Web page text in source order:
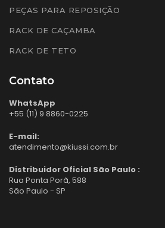
PEÇAS PARA REPOSIÇÃO
RACK DE CAÇAMBA
RACK DE TETO
Contato
WhatsApp
+55 (11) 9 8860-0225
E-mail:
atendimento@kiussi.com.br
Distribuidor Oficial São Paulo :
Rua Ponta Porã, 588
São Paulo - SP